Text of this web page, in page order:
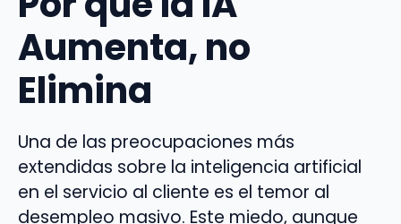
Aumenta, no
Elimina
Una de las preocupaciones más
extendidas sobre la inteligencia artificial
en el servicio al cliente es el temor al
desempleo masivo. Este miedo, aunque